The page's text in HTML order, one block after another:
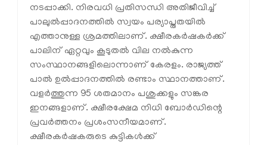
നടപ്പാക്കി. നിരവധി പ്രതിസന്ധി അതിജീവിച്ച്
പാലുൽപ്പാദനത്തിൽ സ്വയം പര്യാപ്തതയിൽ
എത്താനുള്ള ശ്രമത്തിലാണ്. ക്ഷീരകർഷകർക്ക്
പാലിന് ഏറ്റവും കൂടുതൽ വില നൽകുന്ന
സംസ്ഥാനങ്ങളിലൊന്നാണ് കേരളം. രാജ്യത്ത്
പാൽ ഉൽപ്പാദനത്തിൽ രണ്ടാം സ്ഥാനത്താണ്.
വളർത്തുന്ന 95 ശതമാനം പശുക്കളും സങ്കര
ഇനങ്ങളാണ്. ക്ഷീരക്ഷേമ നിധി ബോർഡിന്റെ
പ്രവർത്തനം പ്രശംസനീയമാണ്.
ക്ഷീരകർഷകരുടെ കുട്ടികൾക്ക്